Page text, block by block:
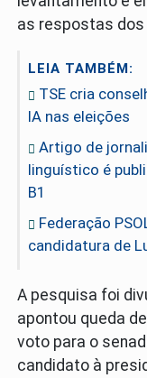
as respostas
LEIA TAMBÉM:
TSE cria
IA nas eleições
Artigo de
linguístico é
B1
Federação
candidatura de
A pesquisa foi
apontou queda
voto para o
candidato à